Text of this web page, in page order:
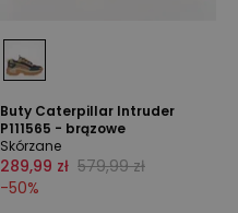
Buty Caterpillar Intruder
P111565 - brązowe
Skórzane
289,99 zł 579,99 zł
-50%